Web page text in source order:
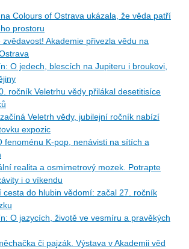
Colours of Ostrava ukázala, že věda patří
prostoru
zvědavost! Akademie přivezla vědu na
O jedech, blescích na Jupiteru i broukovi,
ročník Veletrhu vědy přilákal desetitisíce
Veletrh vědy, jubilejní ročník nabízí
expozic
fenoménu K-pop, nenávisti na sítích a
realita a osmimetrový mozek. Potrapte
i o víkendu
cesta do hlubin vědomí: začal 27. ročník
O jazycích, životě ve vesmíru a pravěkých
či pajzák. Výstava v Akademii věd